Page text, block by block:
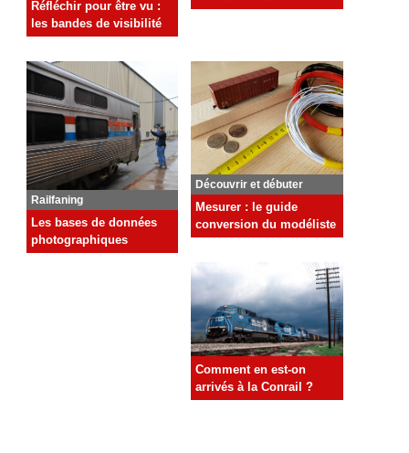
Réfléchir pour être vu :
les bandes de visibilité
Railfaning
Les bases de données
photographiques
Découvrir et débuter
Mesurer : le guide
conversion du modéliste
Comment en est-on
arrivés à la Conrail ?